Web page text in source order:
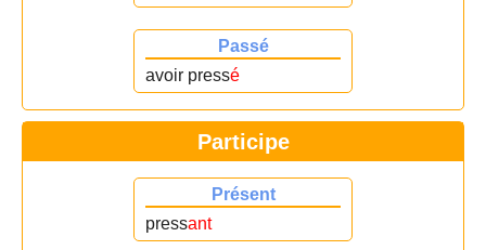
Passé
avoir pressé
Participe
Présent
pressant